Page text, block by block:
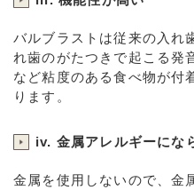
バルブラストは従来の入れ
れ歯のがたつきで起こる発
など粘度のある食べ物が付
ります。
iv. 金属アレルギーにな
金属を使用しないので、金